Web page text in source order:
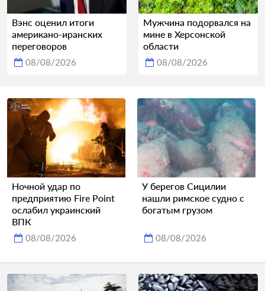
Вэнс оценил итоги
американо-иранских
переговоров
08/08/2026
Мужчина подорвался на
мине в Херсонской
области
08/08/2026
Ночной удар по
предприятию Fire Point
ослабил украинский
ВПК
08/08/2026
У берегов Сицилии
нашли римское судно с
богатым грузом
08/08/2026